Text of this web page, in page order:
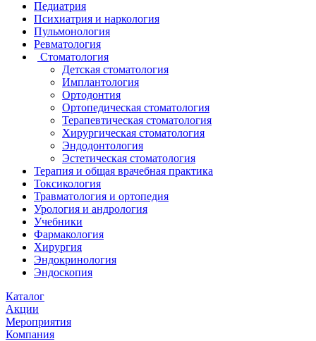
Педиатрия
Психиатрия и наркология
Пульмонология
Ревматология
Стоматология
Детская стоматология
Имплантология
Ортодонтия
Ортопедическая стоматология
Терапевтическая стоматология
Хирургическая стоматология
Эндодонтология
Эстетическая стоматология
Терапия и общая врачебная практика
Токсикология
Травматология и ортопедия
Урология и андрология
Учебники
Фармакология
Хирургия
Эндокринология
Эндоскопия
Каталог
Акции
Мероприятия
Компания